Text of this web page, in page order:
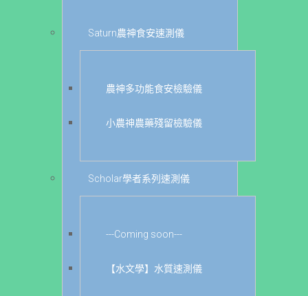
Saturn農神食安速測儀
農神多功能食安檢驗儀
小農神農藥殘留檢驗儀
Scholar學者系列速測儀
---Coming soon---
【水文學】水質速測儀